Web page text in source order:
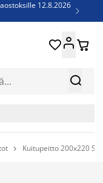
12.8.2026


 
 Kuitupeitto 200x220